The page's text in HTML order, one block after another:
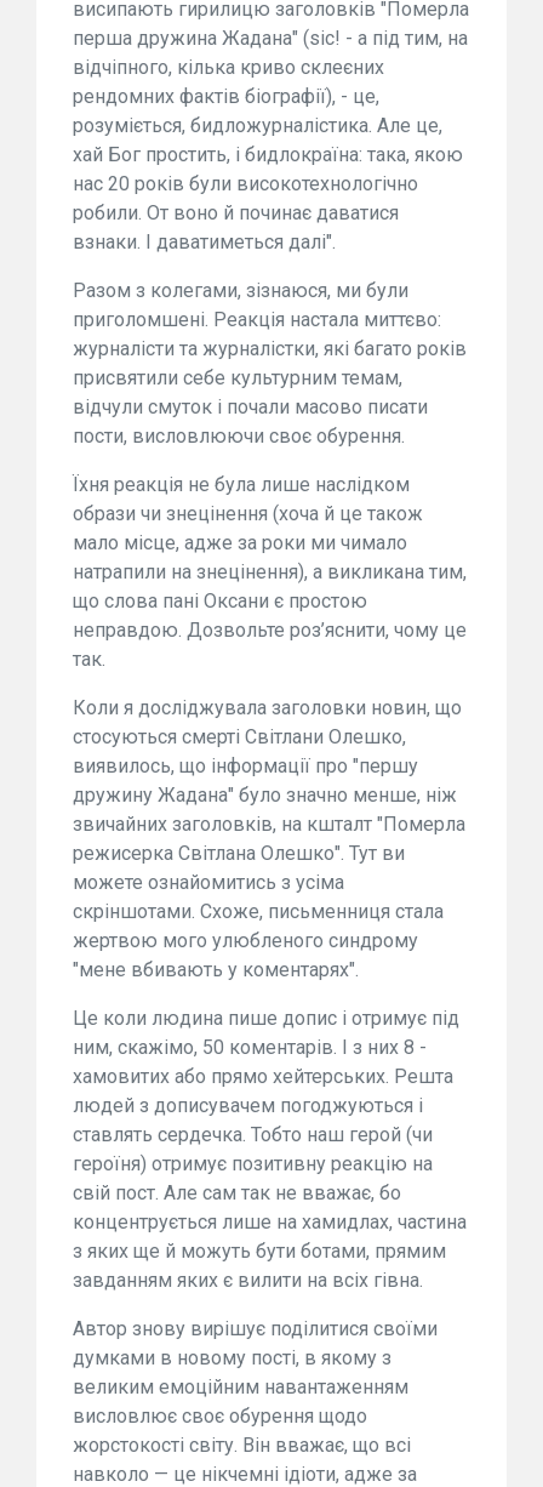
висипають гирилицю заголовків "Померла
перша дружина Жадана" (sic! - а під тим, на
відчіпного, кілька криво склеєних
рендомних фактів біографії), - це,
розуміється, бидложурналістика. Але це,
хай Бог простить, і бидлокраїна: така, якою
нас 20 років були високотехнологічно
робили. От воно й починає даватися
взнаки. І даватиметься далі".
Разом з колегами, зізнаюся, ми були
приголомшені. Реакція настала миттєво:
журналісти та журналістки, які багато років
присвятили себе культурним темам,
відчули смуток і почали масово писати
пости, висловлюючи своє обурення.
Їхня реакція не була лише наслідком
образи чи знецінення (хоча й це також
мало місце, адже за роки ми чимало
натрапили на знецінення), а викликана тим,
що слова пані Оксани є простою
неправдою. Дозвольте роз’яснити, чому це
так.
Коли я досліджувала заголовки новин, що
стосуються смерті Світлани Олешко,
виявилось, що інформації про "першу
дружину Жадана" було значно менше, ніж
звичайних заголовків, на кшталт "Померла
режисерка Світлана Олешко". Тут ви
можете ознайомитись з усіма
скріншотами. Схоже, письменниця стала
жертвою мого улюбленого синдрому
"мене вбивають у коментарях".
Це коли людина пише допис і отримує під
ним, скажімо, 50 коментарів. І з них 8 -
хамовитих або прямо хейтерських. Решта
людей з дописувачем погоджуються і
ставлять сердечка. Тобто наш герой (чи
героїня) отримує позитивну реакцію на
свій пост. Але сам так не вважає, бо
концентрується лише на хамидлах, частина
з яких ще й можуть бути ботами, прямим
завданням яких є вилити на всіх гівна.
Автор знову вирішує поділитися своїми
думками в новому пості, в якому з
великим емоційним навантаженням
висловлює своє обурення щодо
жорстокості світу. Він вважає, що всі
навколо — це нікчемні ідіоти, адже за